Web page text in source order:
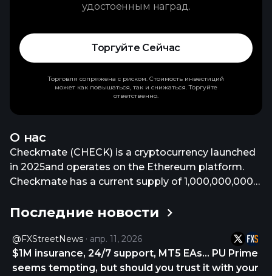
О нас
Checkmate (CHECK) is a cryptocurrency launched
in 2025and operates on the Ethereum platform.
Checkmate has a current supply of 1,000,000,000
price of Checkmate is 0.01599552 USD and is down
on 53 active market(s) with $3,092,913.15 traded
over the last 24 hours. More information can be
found at https://anichess.com.
Последние новости
@FXStreetNews апр. 11, 2026
$1M insurance, 24/7 support, MT5 EAs… PU Prime
seems tempting, but should you trust it with your
удостоенным наград.
Торгуйте Сейчас
Торговля сопряжена с риском. Стоимость инвестиций
может как повышаться, так и снижаться. Торгуйте
ответственно.